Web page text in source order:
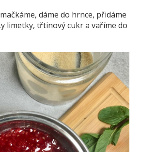
dáme do hrnce, přidáme
limetky, třtinový cukr a vaříme do